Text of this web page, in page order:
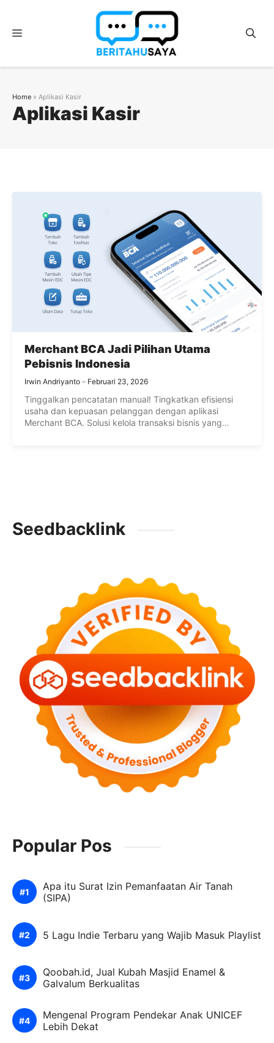
Menu
Aplikasi Kasir
Home » Aplikasi Kasir
Merchant BCA Jadi Pilihan Utama
Pebisnis Indonesia
Irwin Andriyanto Februari 23, 2026
Tinggalkan pencatatan manual! Tingkatkan efisiensi
usaha dan kepuasan pelanggan dengan aplikasi
Merchant BCA. Solusi kelola transaksi bisnis yang
Seedbacklink
Popular Pos
Apa itu Surat Izin Pemanfaatan Air Tanah
(SIPA)
5 Lagu Indie Terbaru yang Wajib Masuk Playlist
Qoobah.id, Jual Kubah Masjid Enamel &
Galvalum Berkualitas
Mengenal Program Pendekar Anak UNICEF
Lebih Dekat